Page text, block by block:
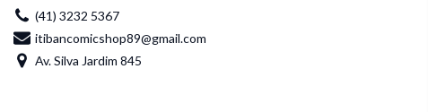
(41) 3232 5367
itibancomicshop89@gmail.com
Av. Silva Jardim 845